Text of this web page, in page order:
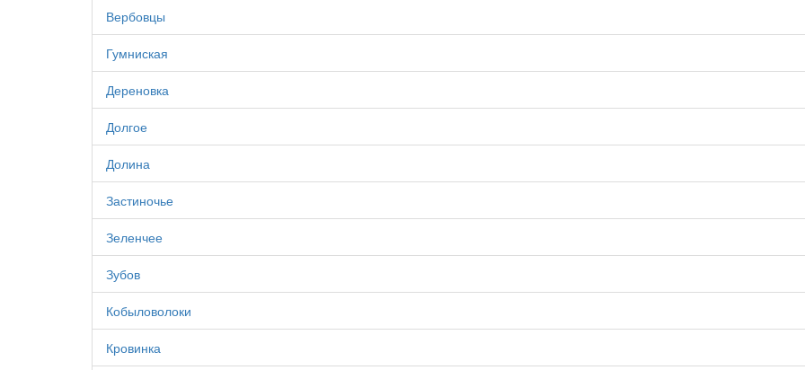
Вербовцы
Гумниская
Дереновка
Долгое
Долина
Застиночье
Зеленчее
Зубов
Кобыловолоки
Кровинка